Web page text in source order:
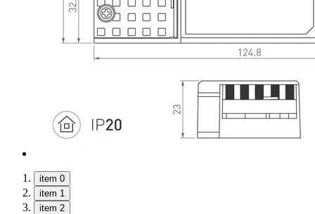
item 0
item 1
item 2